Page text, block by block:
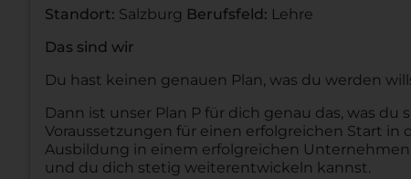
Standort: Salzburg Berufsfeld: Lehre
Das sind wir
Du hast keinen genauen Plan, was du werden
Dann ist unser Plan P für dich genau das, was
Voraussetzungen für einen erfolgreichen Start
Ausbildung in einem erfolgreichen
und du dich stetig weiterentwickeln kannst.